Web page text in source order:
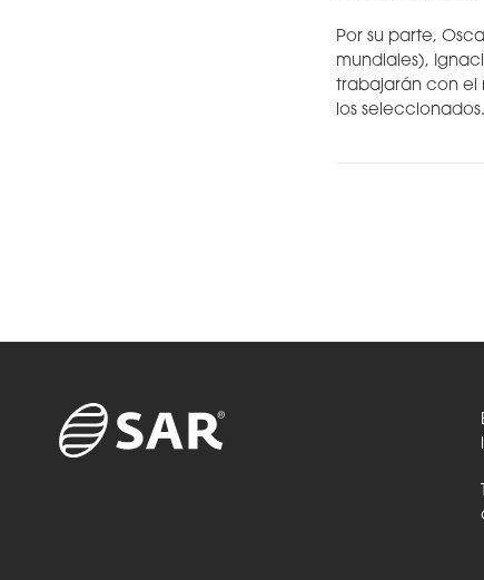
Por su parte,
mundiales),
trabajarán con el
los seleccionados.